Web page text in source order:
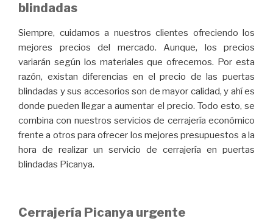
blindadas
Siempre, cuidamos a nuestros clientes ofreciendo los
mejores precios del mercado. Aunque, los precios
variarán según los materiales que ofrecemos. Por esta
razón, existan diferencias en el precio de las puertas
blindadas y sus accesorios son de mayor calidad, y ahí es
donde pueden llegar a aumentar el precio. Todo esto, se
combina con nuestros servicios de cerrajería económico
frente a otros para ofrecer los mejores presupuestos a la
hora de realizar un servicio de cerrajería en puertas
blindadas Picanya.
Cerrajería Picanya urgente